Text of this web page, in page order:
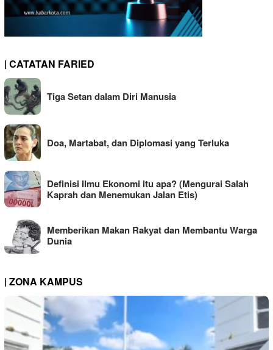
| CATATAN FARIED
Tiga Setan dalam Diri Manusia
Doa, Martabat, dan Diplomasi yang Terluka
Definisi Ilmu Ekonomi itu apa? (Mengurai Salah
Kaprah dan Menemukan Jalan Etis)
Memberikan Makan Rakyat dan Membantu Warga
Dunia
| ZONA KAMPUS